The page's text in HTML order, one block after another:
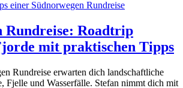
Rundreise: Roadtrip
mit praktischen Tipps
Rundreise erwarten dich landschaftliche
Fjelle und Wasserfälle. Stefan nimmt dich mit